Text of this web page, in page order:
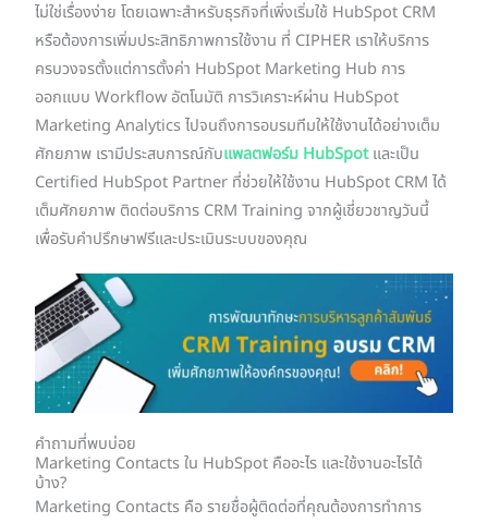
ไม่ใช่เรื่องง่าย โดยเฉพาะสำหรับธุรกิจที่เพิ่งเริ่มใช้ HubSpot CRM
หรือต้องการเพิ่มประสิทธิภาพการใช้งาน ที่ CIPHER เราให้บริการ
ครบวงจรตั้งแต่การตั้งค่า HubSpot Marketing Hub การ
ออกแบบ Workflow อัตโนมัติ การวิเคราะห์ผ่าน HubSpot
Marketing Analytics ไปจนถึงการอบรมทีมให้ใช้งานได้อย่างเต็ม
ศักยภาพ เรามีประสบการณ์กับแพลตฟอร์ม HubSpotและเป็น
Certified HubSpot Partner ที่ช่วยให้ใช้งาน HubSpot CRM ได้
เต็มศักยภาพ ติดต่อบริการ CRM Training จากผู้เชี่ยวชาญวันนี้
เพื่อรับคำปรึกษาฟรีและประเมินระบบของคุณ
คำถามที่พบบ่อย
Marketing Contacts ใน HubSpot คืออะไร และใช้งานอะไรได้
บ้าง?
Marketing Contacts คือ รายชื่อผู้ติดต่อที่คุณต้องการทำการ